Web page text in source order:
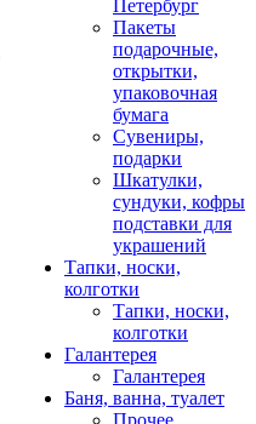
Петербург
Пакеты
подарочные,
открытки,
упаковочная
бумага
Сувениры,
подарки
Шкатулки,
сундуки, кофры
подставки для
украшений
Тапки, носки,
колготки
Тапки, носки,
колготки
Галантерея
Галантерея
Баня, ванна, туалет
Прочее